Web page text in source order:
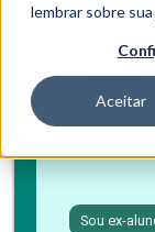
lembrar sobre
Aceitar
Boleto bancário
Sou ex-